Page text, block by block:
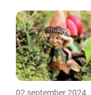
02 september 2024